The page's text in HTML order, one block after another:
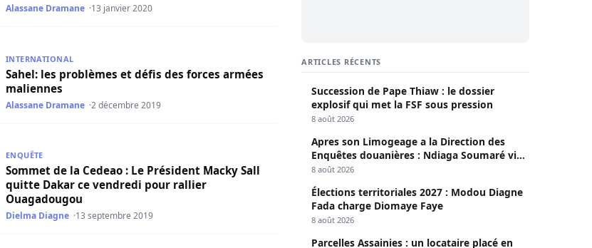
Alassane Dramane 13 janvier 2020
INTERNATIONAL
Sahel: les problèmes et défis des forces armées
maliennes
Alassane Dramane 2 décembre 2019
Sommet de la Cedeao : Le Président Macky Sall quitte Dakar ce vendredi pour rallier Ouagadougou
ENQUÊTE
Sommet de la Cedeao : Le Président Macky Sall
quitte Dakar ce vendredi pour rallier
Ouagadougou
Dielma Diagne 13 septembre 2019
ARTICLES RÉCENTS
Succession de Pape Thiaw : le dossier
explosif qui met la FSF sous pression
8 août 2026
Apres son Limogeage a la Direction des
Enquêtes douanières : Ndiaga Soumaré vide
son sac
8 août 2026
Élections territoriales 2027 : Modou Diagne
Fada charge Diomaye Faye
8 août 2026
Parcelles Assainies : un locataire placé en